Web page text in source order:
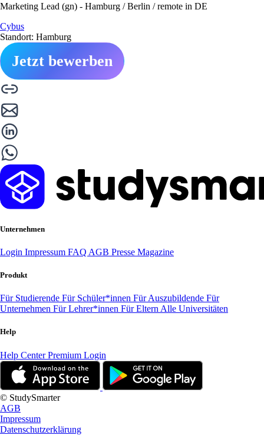
Marketing Lead (gn) - Hamburg / Berlin / remote in DE
Cybus
Standort: Hamburg
Jetzt bewerben
Unternehmen
Login Impressum FAQ AGB Presse Magazine
Produkt
Für Studierende Für Schüler*innen Für Auszubildende Für
Unternehmen Für Lehrer*innen Für Eltern Alle Universitäten
Help
Help CenterPremium Login
© StudySmarter
AGB
Impressum
Datenschutzerklärung